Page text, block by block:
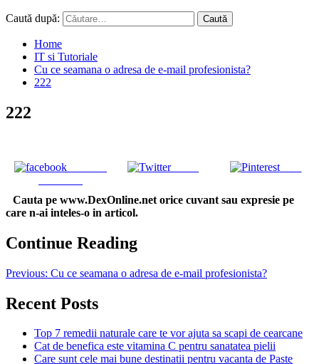
Caută după:
Home
IT si Tutoriale
Cu ce seamana o adresa de e-mail profesionista?
222
222
Tweet Save
Cauta pe www.DexOnline.net orice cuvant sau expresie pe
care n-ai inteles-o in articol.
Continue Reading
Previous: Cu ce seamana o adresa de e-mail profesionista?
Recent Posts
Top 7 remedii naturale care te vor ajuta sa scapi de cearcane
Cat de benefica este vitamina C pentru sanatatea pielii
Care sunt cele mai bune destinatii pentru vacanta de Paste